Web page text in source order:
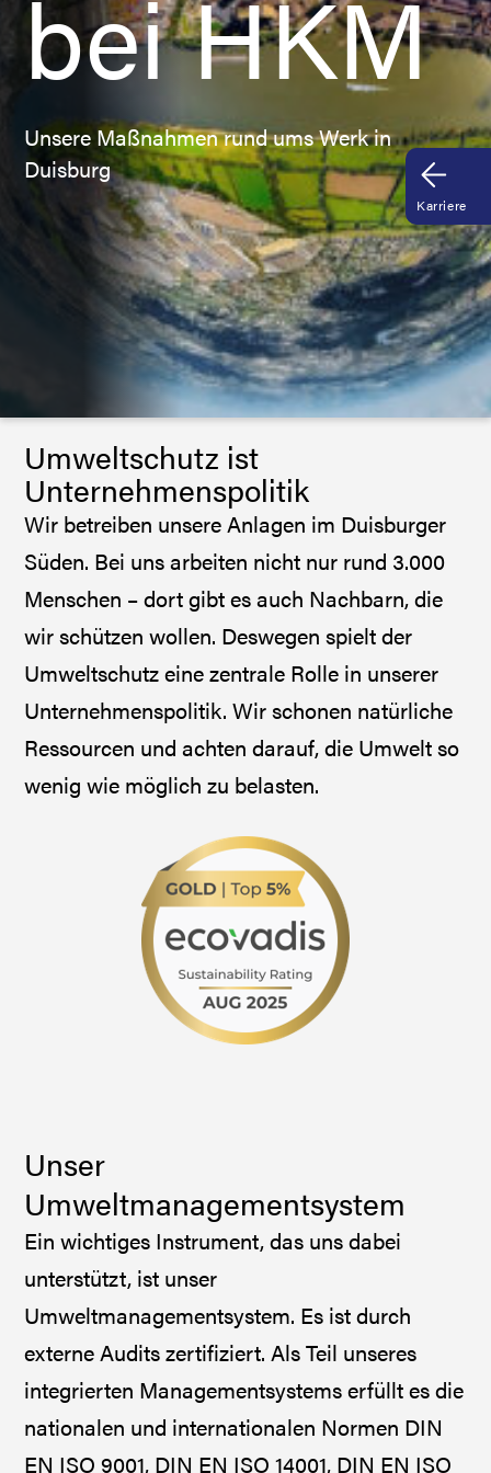
Karriere
bei HKM
Unsere Maßnahmen rund ums Werk in
Duisburg
Umweltschutz ist
Unternehmenspolitik
Wir betreiben unsere Anlagen im Duisburger
Süden. Bei uns arbeiten nicht nur rund 3.000
Menschen – dort gibt es auch Nachbarn, die
wir schützen wollen. Deswegen spielt der
Umweltschutz eine zentrale Rolle in unserer
Unternehmenspolitik. Wir schonen natürliche
Ressourcen und achten darauf, die Umwelt so
wenig wie möglich zu belasten.
Unser
Umweltmanagementsystem
Ein wichtiges Instrument, das uns dabei
unterstützt, ist unser
Umweltmanagementsystem. Es ist durch
externe Audits zertifiziert. Als Teil unseres
integrierten Managementsystems erfüllt es die
nationalen und internationalen Normen DIN
EN ISO 9001, DIN EN ISO 14001, DIN EN ISO